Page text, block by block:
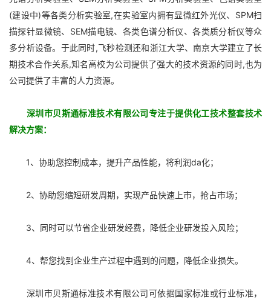
(建设中)等各类分析实验室,在实验室内拥有显微红外光仪、SPM扫
描探针显微镜、SEM描电镜、各类色谱分析仪、各类质分析仪等众
多分析设备。于此同时,飞秒检测还和浙江大学、南京大学建立了长
期技术合作关系,知名高校为公司提供了强大的技术资源的同时,也为
公司提供了丰富的人力资源。
深圳市贝斯通标准技术有限公司专注于提供化工技术整套技术
解决方案：
1、协助您控制成本，提升产品性能，将利润da化；
2、协助您缩短研发周期，实现产品快速上市，抢占市场；
3、同时可以节省企业研发经费，降低企业研发投入风险；
4、帮您找到企业生产过程中遇到的问题，降低企业损失。
深圳市贝斯通标准技术有限公司可依据国家标准或行业标准，